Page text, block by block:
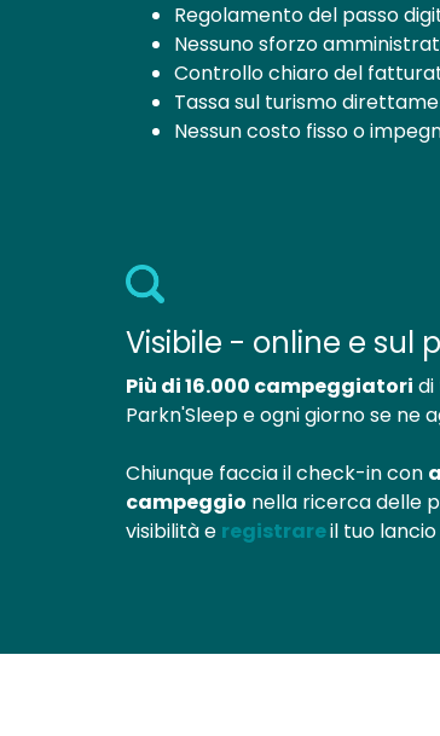
Regolamento del passo
Nessuno sforzo
Controllo chiaro del
Tassa sul turismo
Nessun costo fisso o
Visibile - online e sul
Più di 16.000 campeggiatori di
Parkn'Sleep e ogni giorno se ne
Chiunque faccia il check-in con
campeggio nella ricerca delle
visibilità e registrareil tuo